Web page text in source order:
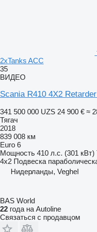
2xTanks ACC
35
ВИДЕО
Scania R410 4X2
341 500 000 UZS 24 900 € ≈
Тягач
2018
839 008 км
Euro 6
Мощность 410 л.с. (301 кВт)
4x2 Подвеска
Нидерланды, Veghel
BAS World
22 года на Autoline
Связаться с продавцом